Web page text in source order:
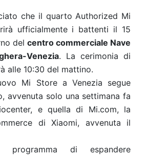
che il quarto Authorized Mi
ufficialmente i battenti il 15
del centro commerciale Nave
Venezia. La cerimonia di
alle 10:30 del mattino.
Mi Store a Venezia segue
avvenuta solo una settimana fa
e quella di Mi.com, la
di Xiaomi, avvenuta il
di espandere